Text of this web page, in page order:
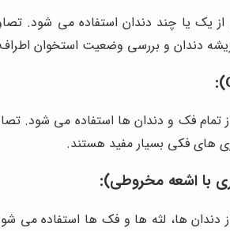
دندان و بررسی وضعیت استخوان
های فکی بسیار مفید هستند.